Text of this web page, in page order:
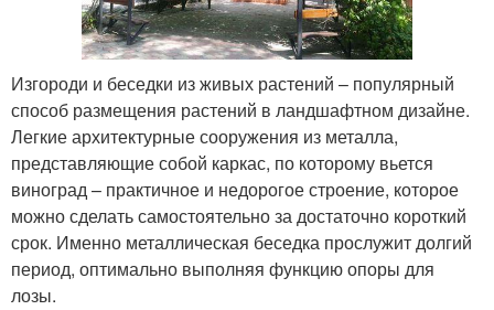
Изгороди и беседки из живых растений – популярный
способ размещения растений в ландшафтном дизайне.
Легкие архитектурные сооружения из металла,
представляющие собой каркас, по которому вьется
виноград – практичное и недорогое строение, которое
можно сделать самостоятельно за достаточно короткий
срок. Именно металлическая беседка прослужит долгий
период, оптимально выполняя функцию опоры для
лозы.